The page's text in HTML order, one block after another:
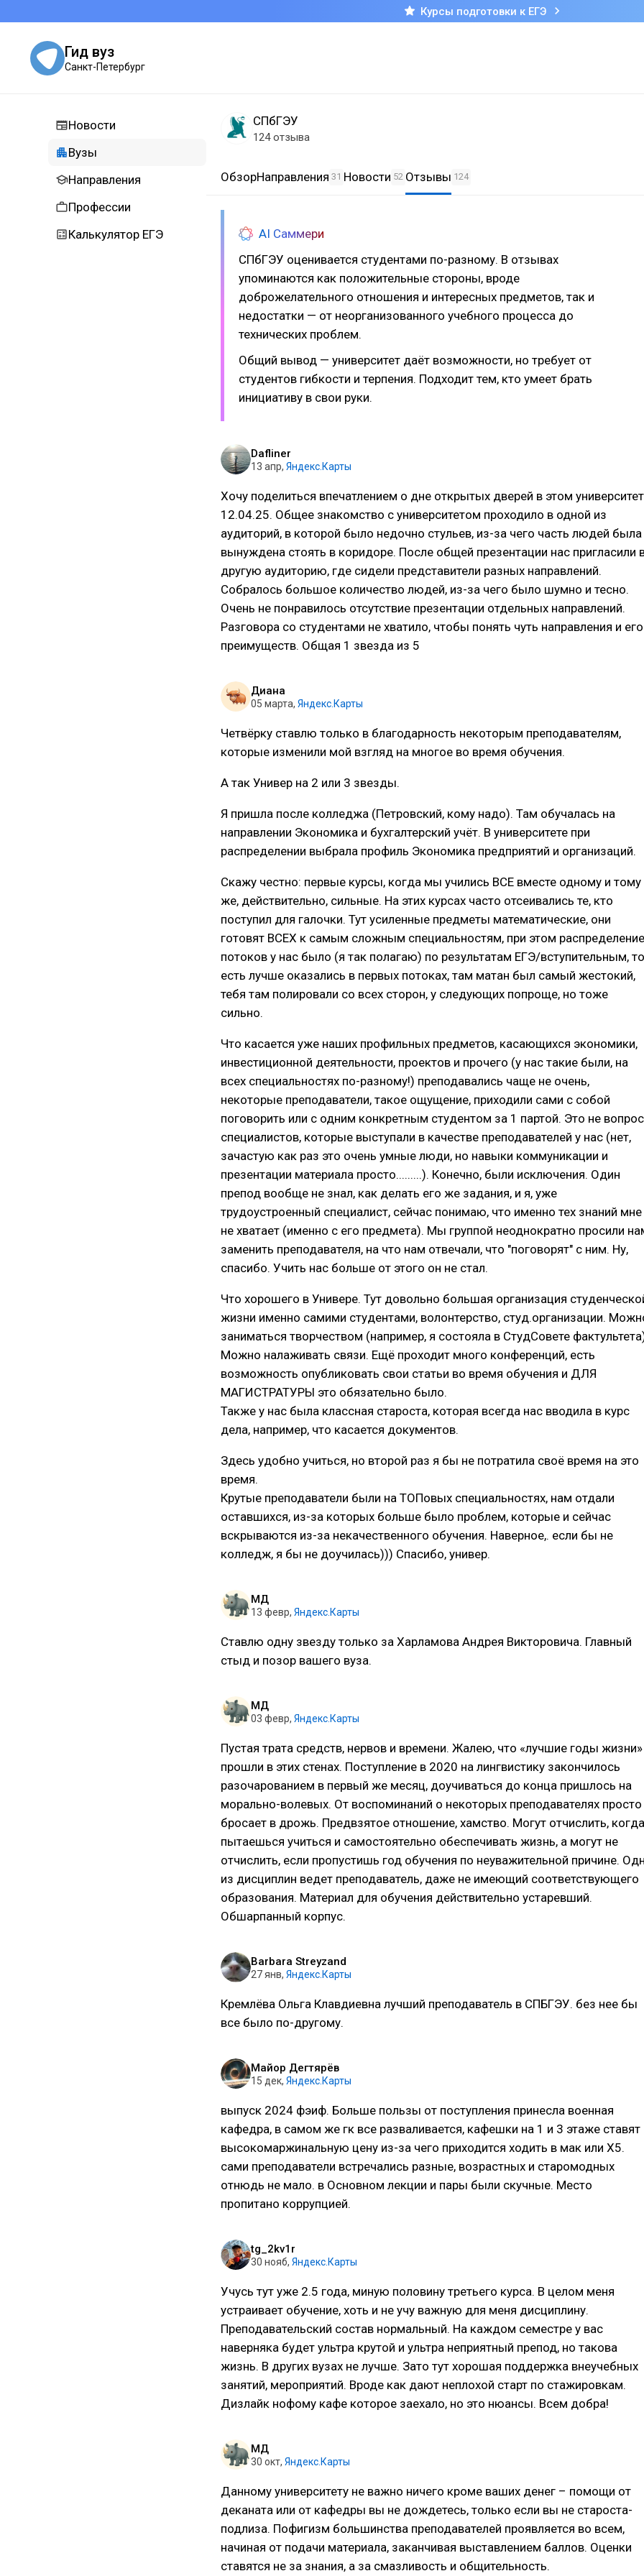
Курсы подготовки к ЕГЭ
Гид вуз
Санкт-Петербург
Новости
Вузы
Направления
Профессии
Калькулятор ЕГЭ
СПбГЭУ
124 отзыва
ОбзорНаправления 31 Новости 52 Отзывы 124
AI Саммери
СПбГЭУ оценивается студентами по-разному. В отзывах
упоминаются как положительные стороны, вроде
доброжелательного отношения и интересных предметов, так и
недостатки — от неорганизованного учебного процесса до
технических проблем.
Общий вывод — университет даёт возможности, но требует от
студентов гибкости и терпения. Подходит тем, кто умеет брать
инициативу в свои руки.
Dafliner
13 апр, Яндекс.Карты
Хочу поделиться впечатлением о дне открытых дверей в этом
12.04.25. Общее знакомство с университетом проходило в одной из
аудиторий, в которой было недочно стульев, из-за чего часть людей была
вынуждена стоять в коридоре. После общей презентации нас пригласили
другую аудиторию, где сидели представители разных направлений.
Собралось большое количество людей, из-за чего было шумно и тесно.
Очень не понравилось отсутствие презентации отдельных направлений.
Разговора со студентами не хватило, чтобы понять чуть направления и его
преимуществ. Общая 1 звезда из 5
Диана
05 марта, Яндекс.Карты
Четвёрку ставлю только в благодарность некоторым преподавателям,
которые изменили мой взгляд на многое во время обучения.
А так Универ на 2 или 3 звезды.
Я пришла после колледжа (Петровский, кому надо). Там обучалась на
направлении Экономика и бухгалтерский учёт. В университете при
распределении выбрала профиль Экономика предприятий и организаций.
Скажу честно: первые курсы, когда мы учились ВСЕ вместе одному и тому
же, действительно, сильные. На этих курсах часто отсеивались те, кто
поступил для галочки. Тут усиленные предметы математические, они
готовят ВСЕХ к самым сложным специальностям, при этом распределение
потоков у нас было (я так полагаю) по результатам ЕГЭ/вступительным, то
есть лучше оказались в первых потоках, там матан был самый жестокий,
тебя там полировали со всех сторон, у следующих попроще, но тоже
сильно.
Что касается уже наших профильных предметов, касающихся экономики,
инвестиционной деятельности, проектов и прочего (у нас такие были, на
всех специальностях по-разному!) преподавались чаще не очень,
некоторые преподаватели, такое ощущение, приходили сами с собой
поговорить или с одним конкретным студентом за 1 партой. Это не вопрос
специалистов, которые выступали в качестве преподавателей у нас (нет,
зачастую как раз это очень умные люди, но навыки коммуникации и
презентации материала просто.........). Конечно, были исключения. Один
препод вообще не знал, как делать его же задания, и я, уже
трудоустроенный специалист, сейчас понимаю, что именно тех знаний мне
не хватает (именно с его предмета). Мы группой неоднократно просили
заменить преподавателя, на что нам отвечали, что "поговорят" с ним. Ну,
спасибо. Учить нас больше от этого он не стал.
Что хорошего в Универе. Тут довольно большая организация
жизни именно самими студентами, волонтерство, студ.организации.
заниматься творчеством (например, я состояла в СтудСовете
Можно налаживать связи. Ещё проходит много конференций, есть
возможность опубликовать свои статьи во время обучения и ДЛЯ
МАГИСТРАТУРЫ это обязательно было.
Также у нас была классная староста, которая всегда нас вводила в курс
дела, например, что касается документов.
Здесь удобно учиться, но второй раз я бы не потратила своё время на это
время.
Крутые преподаватели были на ТОПовых специальностях, нам отдали
оставшихся, из-за которых больше было проблем, которые и сейчас
вскрываются из-за некачественного обучения. Наверное,. если бы не
колледж, я бы не доучилась))) Спасибо, универ.
МД
13 февр, Яндекс.Карты
Ставлю одну звезду только за Харламова Андрея Викторовича. Главный
стыд и позор вашего вуза.
МД
03 февр, Яндекс.Карты
Пустая трата средств, нервов и времени. Жалею, что «лучшие годы жизни»
прошли в этих стенах. Поступление в 2020 на лингвистику закончилось
разочарованием в первый же месяц, доучиваться до конца пришлось на
морально-волевых. От воспоминаний о некоторых преподавателях просто
бросает в дрожь. Предвзятое отношение, хамство. Могут отчислить, когда
пытаешься учиться и самостоятельно обеспечивать жизнь, а могут не
отчислить, если пропустишь год обучения по неуважительной причине.
из дисциплин ведет преподаватель, даже не имеющий соответствующего
образования. Материал для обучения действительно устаревший.
Обшарпанный корпус.
Barbara Streyzand
27 янв, Яндекс.Карты
Кремлёва Ольга Клавдиевна лучший преподаватель в СПБГЭУ. без нее бы
все было по-другому.
Майор Дегтярёв
15 дек, Яндекс.Карты
выпуск 2024 фэиф. Больше пользы от поступления принесла военная
кафедра, в самом же гк все разваливается, кафешки на 1 и 3 этаже ставят
высокомаржинальную цену из-за чего приходится ходить в мак или Х5.
сами преподаватели встречались разные, возрастных и старомодных
отнюдь не мало. в Основном лекции и пары были скучные. Место
пропитано коррупцией.
tg_2kv1r
30 нояб, Яндекс.Карты
Учусь тут уже 2.5 года, миную половину третьего курса. В целом меня
устраивает обучение, хоть и не учу важную для меня дисциплину.
Преподавательский состав нормальный. На каждом семестре у вас
наверняка будет ультра крутой и ультра неприятный препод, но такова
жизнь. В других вузах не лучше. Зато тут хорошая поддержка внеучебных
занятий, мероприятий. Вроде как дают неплохой старт по стажировкам.
Дизлайк нофому кафе которое заехало, но это нюансы. Всем добра!
МД
30 окт, Яндекс.Карты
Данному университету не важно ничего кроме ваших денег – помощи от
деканата или от кафедры вы не дождетесь, только если вы не староста-
подлиза. Пофигизм большинства преподавателей проявляется во всем,
начиная от подачи материала, заканчивая выставлением баллов. Оценки
ставятся не за знания, а за смазливость и общительность.